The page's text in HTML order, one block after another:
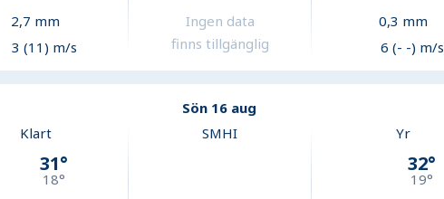
2,7 mm
3 (11) m/s
Ingen data
finns tillgänglig
0,3 mm
6 (- -) m/s
Sön 16 aug
Klart
31°
18°
SMHI Yr
32°
19°